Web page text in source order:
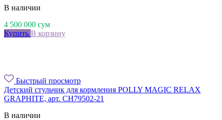
В наличии
4 500 000 сум
Купить В корзину
Быстрый просмотр
Детский стульчик для кормления POLLY MAGIC RELAX
GRAPHITE, арт. CH79502-21
В наличии